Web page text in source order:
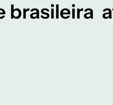
brasileira